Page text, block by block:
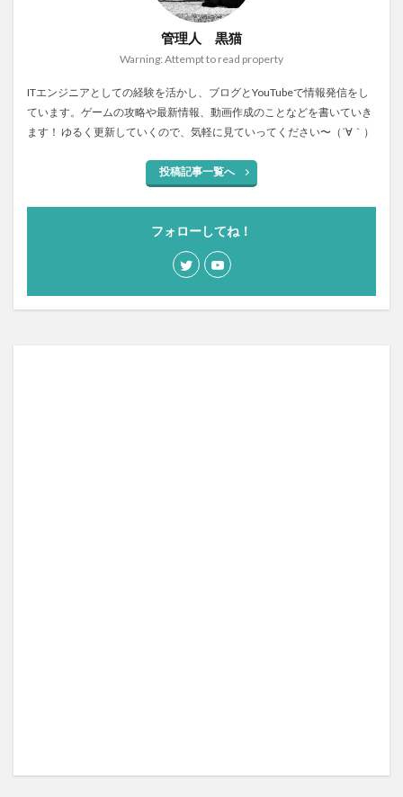
管理人 黒猫
Warning: Attempt to read property
ITエンジニアとしての経験を活かし、ブログとYouTubeで情報発信をし
ています。ゲームの攻略や最新情報、動画作成のことなどを書いていき
ます！ ゆるく更新していくので、気軽に見ていってください〜（´∀｀）
投稿記事一覧へ
フォローしてね！